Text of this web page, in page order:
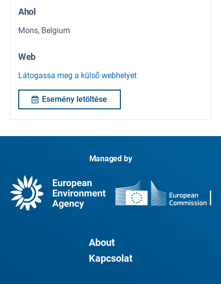
Ahol
Mons, Belgium
Web
Látogassa meg a külső webhelyet
Esemény letöltése
Managed by
About
Kapcsolat